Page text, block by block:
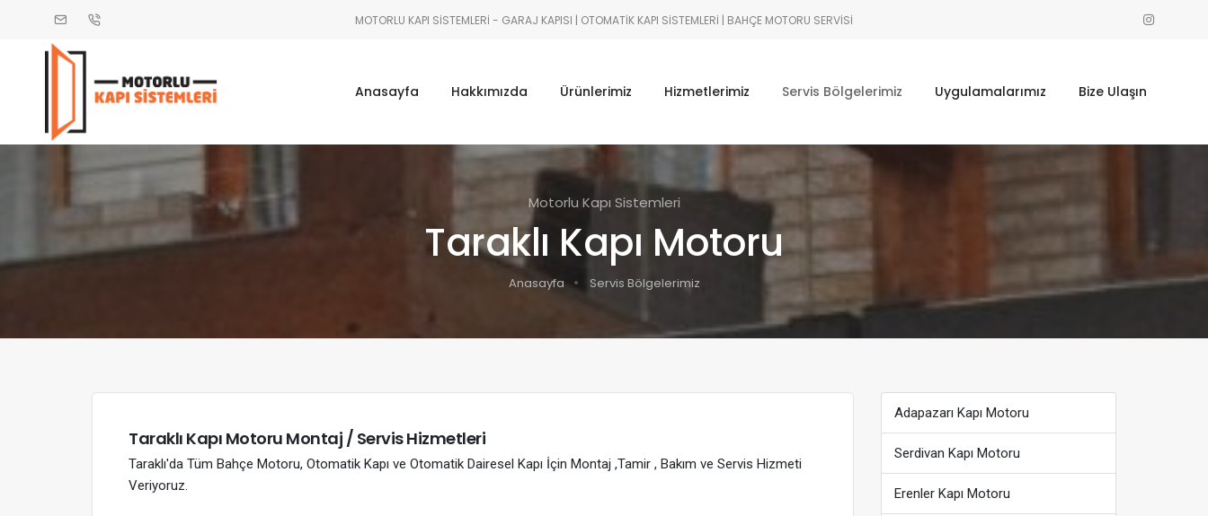
MOTORLU KAPI SISTEMLERI - GARAJ KAPISI | OTOMATIK KAPI SISTEMLERI | BAHÇE MOTORU SERVISI
Anasayfa Hakkımızda Ürünlerimiz Hizmetlerimiz Servis Bölgelerimiz Uygulamalarımız Bize Ulaşın
Motorlu Kapı Sistemleri
Taraklı Kapı Motoru
Anasayfa Servis Bölgelerimiz
Taraklı Kapı Motoru Montaj / Servis Hizmetleri
Taraklı'da Tüm Bahçe Motoru, Otomatik Kapı ve Otomatik Dairesel Kapı İçin Montaj ,Tamir , Bakım ve Servis Hizmeti
Veriyoruz.
Adapazarı Kapı Motoru
Serdivan Kapı Motoru
Erenler Kapı Motoru